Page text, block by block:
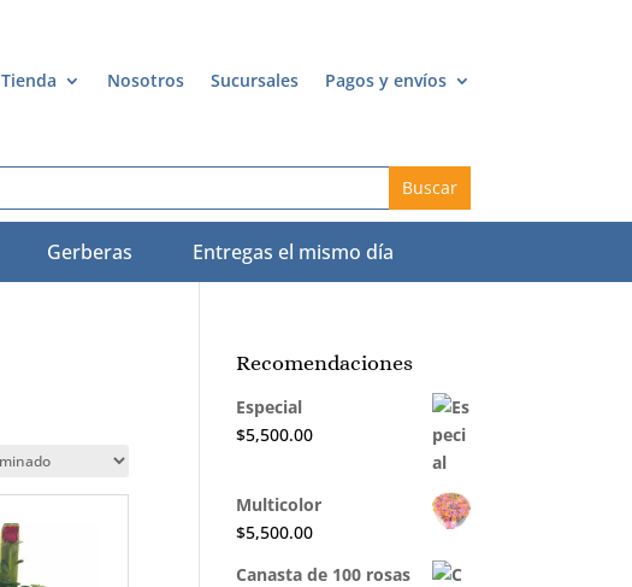
Tienda Nosotros Sucursales Pagos y envíos
Gerberas Entregas el mismo día
Recomendaciones
Especial
$5,500.00
Multicolor
$5,500.00
Canasta de 100 rosas